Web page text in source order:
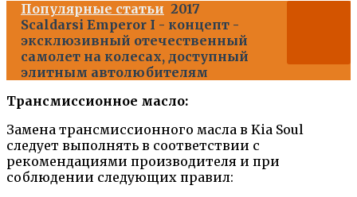
Популярные статьи 2017
Scaldarsi Emperor I - концепт -
эксклюзивный отечественный
самолет на колесах, доступный
элитным автолюбителям
Трансмиссионное масло:
Замена трансмиссионного масла в Kia Soul
следует выполнять в соответствии с
рекомендациями производителя и при
соблюдении следующих правил: